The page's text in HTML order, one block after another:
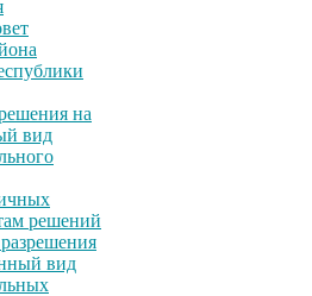
на
вид
решений
вид